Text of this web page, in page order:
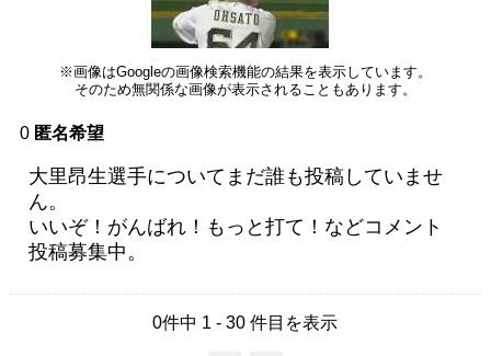
※画像はGoogleの画像検索機能の結果を表示しています。
そのため無関係な画像が表示されることもあります。
0 匿名希望
大里昂生選手についてまだ誰も投稿していませ
ん。
いいぞ！がんばれ！もっと打て！などコメント
投稿募集中。
0件中 1 - 30 件目を表示